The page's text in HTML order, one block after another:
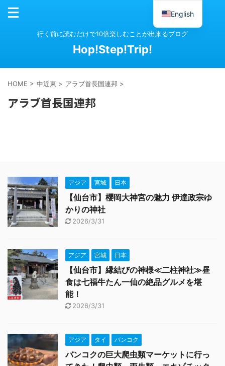
行く前に読むだけで10倍楽しむことが出来るブログ
Hop!Step!Trip!
HOME > 中近東 > アラブ首長国連邦 >
アラブ首長国連邦
アジア 宮城 日本
【仙台市】櫻岡大神宮の魅力 伊達政宗ゆ
かりの神社
2026/3/31
アジア 宮城 日本
【仙台市】縁結びの神様≪二柱神社≫昼
食は七福牛たん一仙の絶品グルメを堪
能！
2026/3/31
アジア タイ バンコク
バンコクの巨大爬虫類マーケットに行っ
English